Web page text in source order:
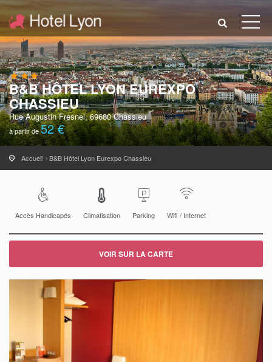
B&B HÔTEL LYON EUREXPO
CHASSIEU
Rue Augustin Fresnel, 69680 Chassieu
à partir de52 €
Accueil B&B Hôtel Lyon Eurexpo Chassieu
Accès Handicapés Climatisation Parking Wifi / Internet
VOIR SUR LA CARTE